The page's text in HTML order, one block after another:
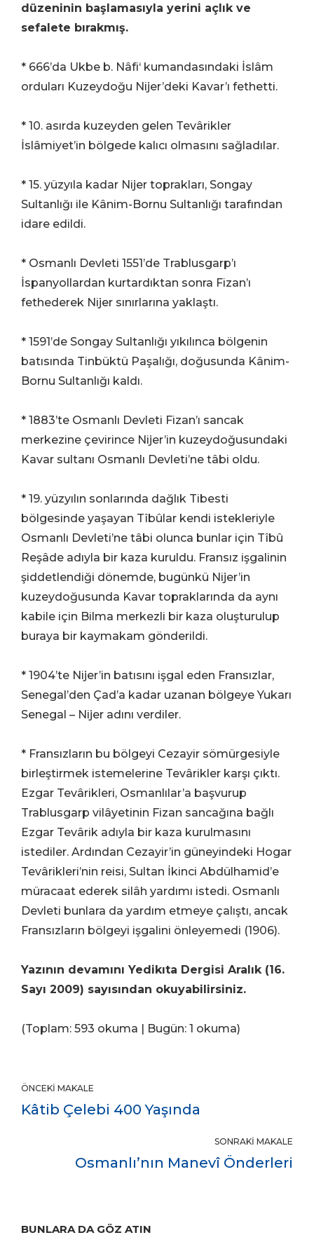
düzeninin başlamasıyla yerini açlık ve
sefalete bırakmış.
* 666’da Ukbe b. Nâfi‘ kumandasındaki İslâm
orduları Kuzeydoğu Nijer’deki Kavar’ı fethetti.
* 10. asırda kuzeyden gelen Tevârikler
İslâmiyet’in bölgede kalıcı olmasını sağladılar.
* 15. yüzyıla kadar Nijer toprakları, Songay
Sultanlığı ile Kânim-Bornu Sultanlığı tarafından
idare edildi.
* Osmanlı Devleti 1551’de Trablusgarp’ı
İspanyollardan kurtardıktan sonra Fizan’ı
fethederek Nijer sınırlarına yaklaştı.
* 1591’de Songay Sultanlığı yıkılınca bölgenin
batısında Tinbüktü Paşalığı, doğusunda Kânim-
Bornu Sultanlığı kaldı.
* 1883’te Osmanlı Devleti Fizan’ı sancak
merkezine çevirince Nijer’in kuzeydoğusundaki
Kavar sultanı Osmanlı Devleti’ne tâbi oldu.
* 19. yüzyılın sonlarında dağlık Tibesti
bölgesinde yaşayan Tîbûlar kendi istekleriyle
Osmanlı Devleti’ne tâbi olunca bunlar için Tîbû
Reşâde adıyla bir kaza kuruldu. Fransız işgalinin
şiddetlendiği dönemde, bugünkü Nijer’in
kuzeydoğusunda Kavar topraklarında da aynı
kabile için Bilma merkezli bir kaza oluşturulup
buraya bir kaymakam gönderildi.
* 1904’te Nijer’in batısını işgal eden Fransızlar,
Senegal’den Çad’a kadar uzanan bölgeye Yukarı
Senegal – Nijer adını verdiler.
* Fransızların bu bölgeyi Cezayir sömürgesiyle
birleştirmek istemelerine Tevârikler karşı çıktı.
Ezgar Tevârikleri, Osmanlılar’a başvurup
Trablusgarp vilâyetinin Fizan sancağına bağlı
Ezgar Tevârik adıyla bir kaza kurulmasını
istediler. Ardından Cezayir’in güneyindeki Hogar
Tevârikleri’nin reisi, Sultan İkinci Abdülhamid’e
müracaat ederek silâh yardımı istedi. Osmanlı
Devleti bunlara da yardım etmeye çalıştı, ancak
Fransızların bölgeyi işgalini önleyemedi (1906).
Yazının devamını Yedikıta Dergisi Aralık (16.
Sayı 2009) sayısından okuyabilirsiniz.
(Toplam: 593 okuma | Bugün: 1 okuma)
ÖNCEKI MAKALE
Kâtib Çelebi 400 Yaşında
SONRAKI MAKALE
Osmanlı’nın Manevî Önderleri
BUNLARA DA GÖZ ATIN